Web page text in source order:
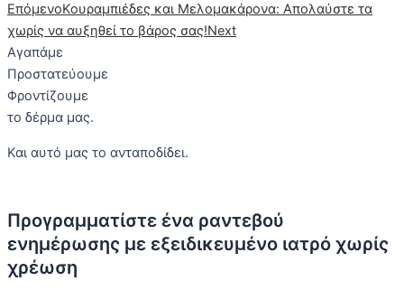
ΕπόμενοΚουραμπιέδες και Μελομακάρονα: Απολαύστε τα
χωρίς να αυξηθεί το βάρος σας!Next
Αγαπάμε
Προστατεύουμε
Φροντίζουμε
το δέρμα μας.
Και αυτό μας το ανταποδίδει.
Προγραμματίστε ένα ραντεβού
ενημέρωσης με εξειδικευμένο ιατρό χωρίς
χρέωση